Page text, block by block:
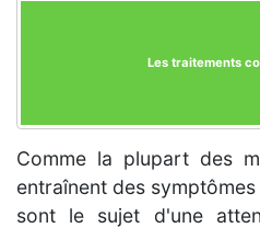
Les traitements
Comme la plupart des
entraînent des
sont le sujet d'une